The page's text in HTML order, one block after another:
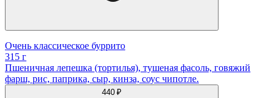
Очень классическое буррито
315 г
Пшеничная лепешка (тортилья), тушеная фасоль, говяжий
фарш, рис, паприка, сыр, кинза, соус чипотле.
440 ₽